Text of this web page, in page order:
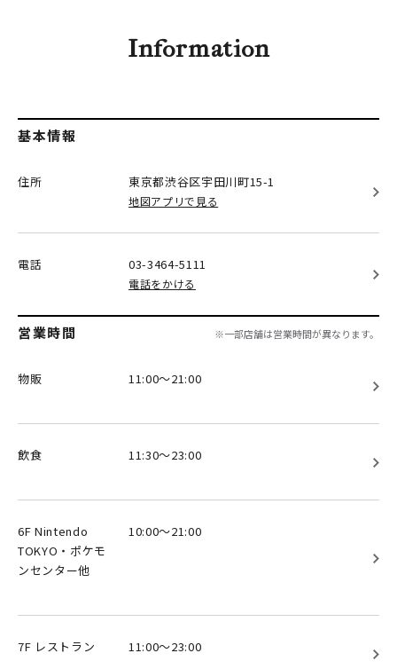
Information
基本情報
住所 東京都渋谷区宇田川町15-1
地図アプリで見る
電話 03-3464-5111
電話をかける
営業時間 ※一部店舗は営業時間が異なります。
物販 11:00～21:00
飲食 11:30～23:00
6F Nintendo
TOKYO・ポケモ
ンセンター他
10:00～21:00
7F レストラン 11:00～23:00